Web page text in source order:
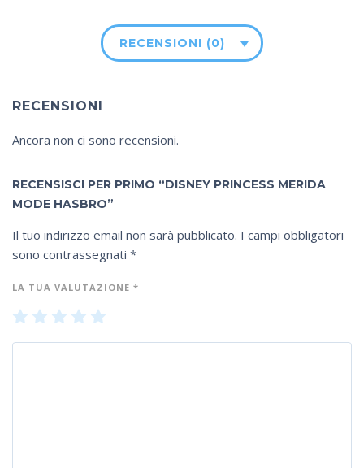
RECENSIONI (0)
RECENSIONI
Ancora non ci sono recensioni.
RECENSISCI PER PRIMO “DISNEY PRINCESS MERIDA
MODE HASBRO”
Il tuo indirizzo email non sarà pubblicato. I campi obbligatori
sono contrassegnati *
LA TUA VALUTAZIONE *
1 2 3 4